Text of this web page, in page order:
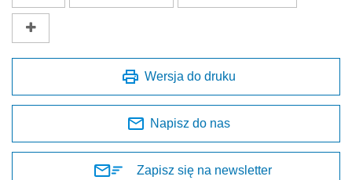
Wersja do druku
Napisz do nas
Zapisz się na newsletter